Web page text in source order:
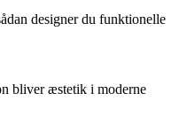
designer du funktionelle
bliver æstetik i moderne